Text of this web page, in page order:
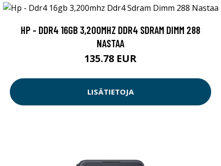
HP - DDR4 16GB 3,200MHZ DDR4 SDRAM DIMM 288
NASTAA
135.78 EUR
LISÄTIETOJA